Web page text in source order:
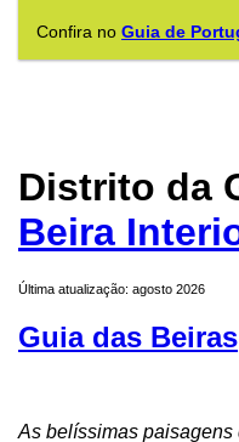
Confira no Guia de
Distrito da
Beira
Última atualização: agosto 2026
Guia das Beiras
As belíssimas paisagens